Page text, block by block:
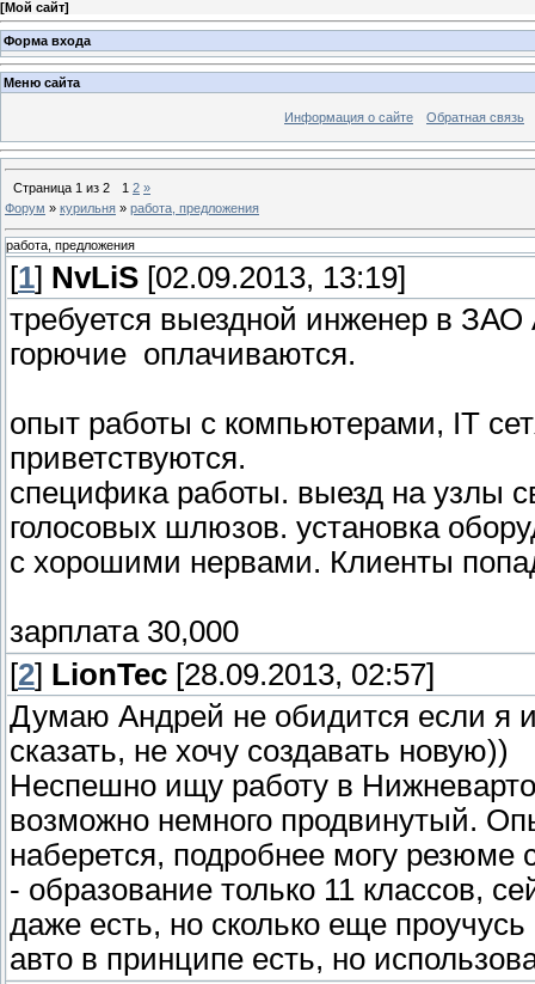
[Мой сайт]
Форма входа
Меню сайта
Информация о сайте Обратная связь
Страница 1 из 2 1 2 »
Форум » курильня » работа, предложения
работа, предложения
[1] NvLiS [02.09.2013, 13:19]
требуется выездной инженер в
горючие оплачиваются.
опыт работы с компьютерами, IT
приветствуются.
специфика работы. выезд на узлы
голосовых шлюзов. установка
с хорошими нервами. Клиенты
зарплата 30,000
[2] LionTec [28.09.2013, 02:57]
Думаю Андрей не обидится если я
сказать, не хочу создавать новую))
Неспешно ищу работу в
возможно немного продвинутый.
наберется, подробнее могу резюме
- образование только 11 классов,
даже есть, но сколько еще
авто в принципе есть, но